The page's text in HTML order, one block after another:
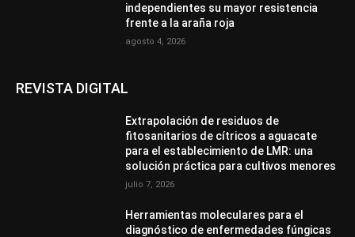
independientes su mayor resistencia
frente a la araña roja
agosto 4, 2026
REVISTA DIGITAL
Extrapolación de residuos de
fitosanitarios de cítricos a aguacate
para el establecimiento de LMR: una
solución práctica para cultivos menores
julio 7, 2026
Herramientas moleculares para el
diagnóstico de enfermedades fúngicas